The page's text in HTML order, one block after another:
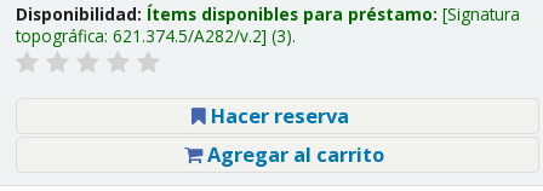
Disponibilidad: Ítems disponibles para préstamo: Signatura
topográfica: 621.374.5/A282/v.2 (3).
Hacer reserva
Agregar al carrito